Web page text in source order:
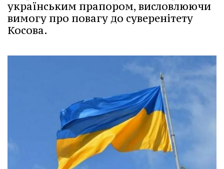
українським прапором, висловлюючи
вимогу про повагу до суверенітету
Косова.